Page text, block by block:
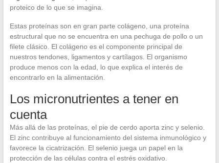
proteico de lo que se imagina.
Estas proteínas son en gran parte colágeno, una proteína
estructural que no se encuentra en una pechuga de pollo o un
filete clásico. El colágeno es el componente principal de
nuestros tendones, ligamentos y cartílagos. El organismo
produce menos con la edad, lo que explica el interés de
encontrarlo en la alimentación.
Los micronutrientes a tener en
cuenta
Más allá de las proteínas, el pie de cerdo aporta zinc y selenio.
El zinc contribuye al funcionamiento del sistema inmunológico y
favorece la cicatrización. El selenio juega un papel en la
protección de las células contra el estrés oxidativo.